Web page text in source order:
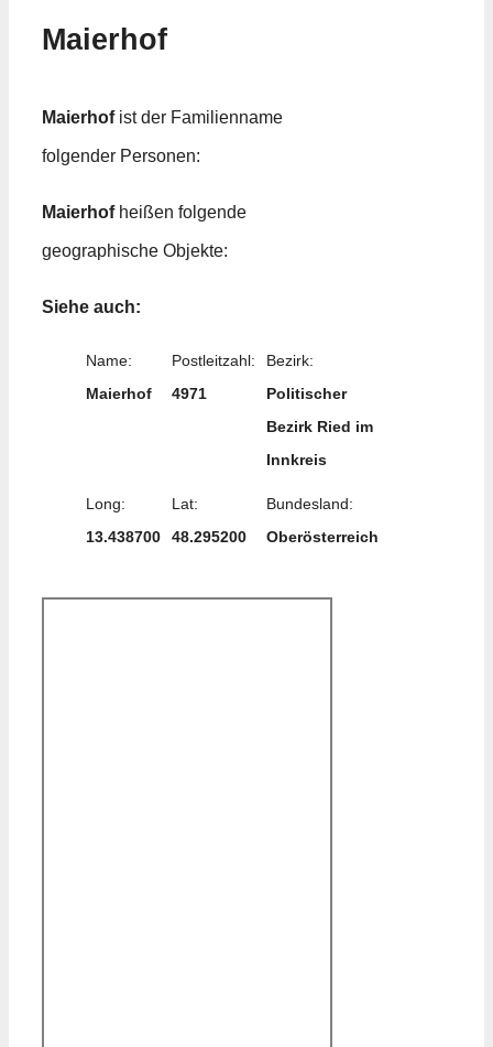
Maierhof
Maierhofist der Familienname
folgender Personen:
Maierhofheißen folgende
geographische Objekte:
Siehe auch:
Name:
Maierhof
Postleitzahl:
4971
Bezirk:
Politischer
Bezirk Ried im
Innkreis
Long:
13.438700
Lat:
48.295200
Bundesland:
Oberösterreich